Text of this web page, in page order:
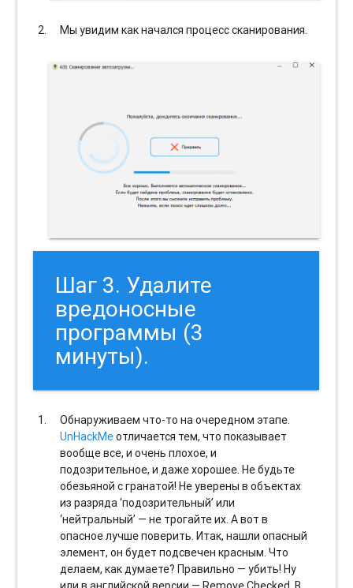
Мы увидим как начался процесс сканирования.
Шаг 3. Удалите
вредоносные
программы (3
минуты).
Обнаруживаем что-то на очередном этапе.
UnHackMeотличается тем, что показывает
вообще все, и очень плохое, и
подозрительное, и даже хорошее. Не будьте
обезьяной с гранатой! Не уверены в объектах
из разряда ‘подозрительный’ или
‘нейтральный’ — не трогайте их. А вот в
опасное лучше поверить. Итак, нашли опасный
элемент, он будет подсвечен красным. Что
делаем, как думаете? Правильно — убить! Ну